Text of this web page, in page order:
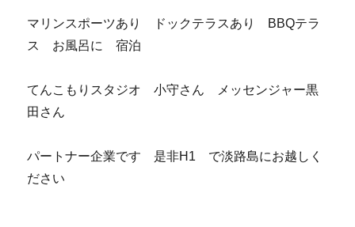
マリンスポーツあり ドックテラスあり BBQテラ
ス お風呂に 宿泊
てんこもりスタジオ 小守さん メッセンジャー黒
田さん
パートナー企業です 是非H1 で淡路島にお越しく
ださい